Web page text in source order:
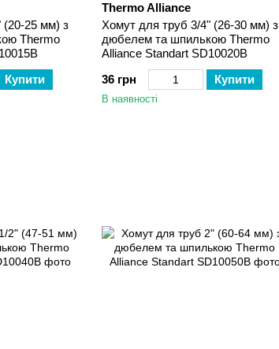
(20-25 мм) з
Thermo
Купити
Thermo Alliance
Хомут для труб 3/4" (26-30 мм) з
дюбелем та шпилькою Thermo
Alliance Standart SD10020B
36 грн
Купити
В наявності